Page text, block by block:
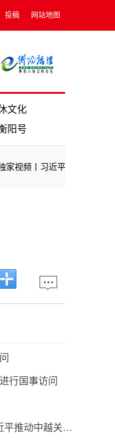
投稿 网站地图
文化
阳号
平步出舱门 越南总理范明
行国事访问
时习之丨 携手合作、共谋发展 习近平推动中越关系谱写新篇章